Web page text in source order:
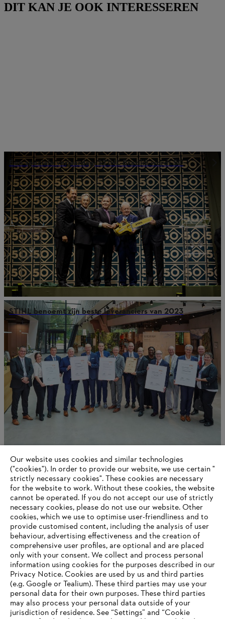
DIT KAN JE OOK INTERESSEREN
Een speciale verjaardag: STIHL Brazilië wordt 50
STIHL benoemt zijn beste leveranciers van 2023
Wereldwijde leiderschapsprijs
Information for suppliers
Products
Contact
Career
Whistleblower system
Our website uses cookies and similar technologies
("cookies"). In order to provide our website, we use certain "
strictly necessary cookies". These cookies are necessary
for the website to work. Without these cookies, the website
‎cannot be operated.‎ If you do not accept our use of strictly
necessary cookies, please do not use our website. ‎Other
cookies, which we use to optimise user-friendliness and to
provide customised content, including the analysis of user
behaviour, advertising effectiveness and the creation of
comprehensive user profiles, are optional and are placed
only with your consent. We collect and process personal
information using cookies for the purposes described in our
Privacy Notice. Cookies are used by us and third parties
(e.g. Google or Tealium). These third parties may use your
personal data for their own purposes. These third parties
may also process your personal data outside of your
jurisdiction of residence. See “Settings” and “Cookie